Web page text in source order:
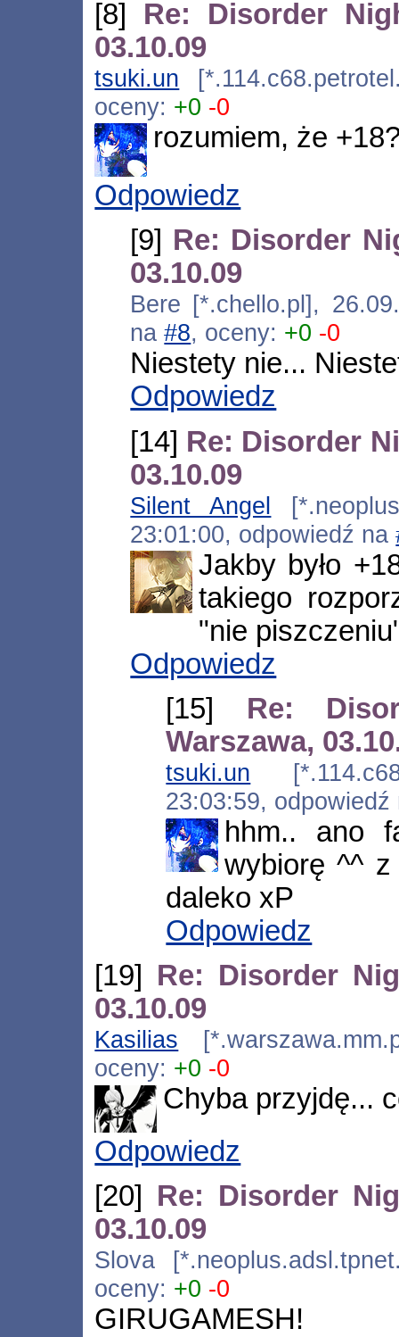
[8] Re: Disorder
03.10.09
tsuki.un
oceny: +0 -0
rozumiem, że
Odpowiedz
[9] Re: Disorder
03.10.09
Bere [*.chello.pl],
na#8, oceny: +0 -0
Niestety nie...
Odpowiedz
[14] Re: Disorder
03.10.09
Silent Angel
23:01:00, odpowiedź na
Jakby było
takiego
"nie
Odpowiedz
[15] Re:
Warszawa,
tsuki.un
23:03:59,
hhm.. ano
wybiorę ^^ z
daleko xP
Odpowiedz
[19] Re: Disorder
03.10.09
Kasilias
oceny: +0 -0
Chyba przyjdę...
Odpowiedz
[20] Re: Disorder
03.10.09
Slova
oceny: +0 -0
GIRUGAMESH!